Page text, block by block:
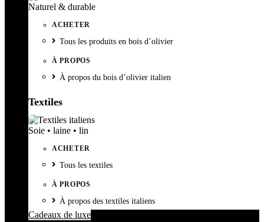
Naturel & durable
ACHETER
Tous les produits en bois d’olivier
À PROPOS
À propos du bois d’olivier italien
Textiles
Soie • laine • lin
ACHETER
Tous les textiles
À PROPOS
À propos des textiles italiens
Cadeaux de luxe